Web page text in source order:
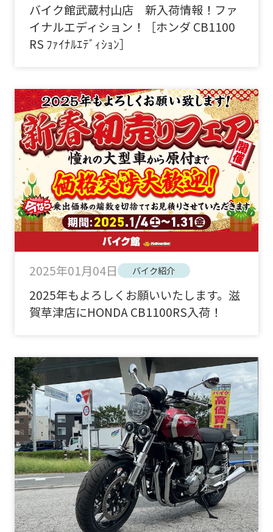
バイク館武蔵村山店 新入荷情報！ファ
イナルエディション！［ホンダ CB1100
RS ﾌｧｲﾅﾙｴﾃﾞｨｼｮﾝ］
2025年01月04日 バイク紹介
2025年もよろしくお願いいたします。滋
賀草津店にHONDA CB1100RS入荷！